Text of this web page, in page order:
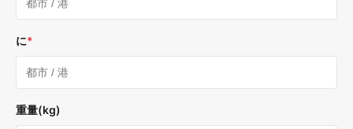
に*
重量(kg)